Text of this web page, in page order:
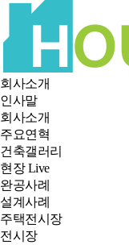
회사소개
인사말
회사소개
주요연혁
건축갤러리
현장 Live
완공사례
설계사례
주택전시장
전시장